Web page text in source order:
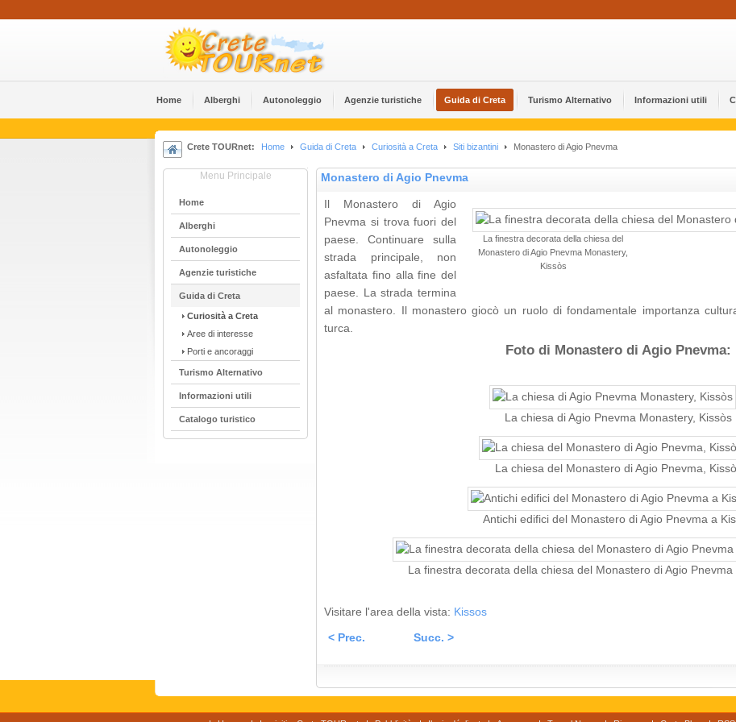
Home Alberghi Αutonoleggio Agenzie turistiche Guida di Creta Turismo Alternativo Informazioni utili
Crete TOURnet: Home Guida di Creta Curiosità a Creta Siti bizantini Monastero di Agio Pnevma
Menu Principale
Home
Alberghi
Αutonoleggio
Agenzie turistiche
Guida di Creta
Curiosità a Creta
Aree di interesse
Porti e ancoraggi
Turismo Alternativo
Informazioni utili
Catalogo turistico
Monastero di Agio Pnevma
La finestra decorata della chiesa del
Monastero di Agio Pnevma Monastery,
Kissòs
Il Monastero di Agio
Pnevma si trova fuori del
paese. Continuare sulla
strada principale, non
asfaltata fino alla fine del
paese. La strada termina
al monastero. Il monastero giocò un ruolo di fondamentale importanza
turca.
Foto di Monastero di Agio Pnevma:
La chiesa di Agio Pnevma Monastery, Kissòs
La chiesa del Monastero di Agio Pnevma,
Antichi edifici del Monastero di Agio Pnevma a
La finestra decorata della chiesa del Monastero di Agio
Visitare l'area della vista: Kissos
< Prec. Succ. >